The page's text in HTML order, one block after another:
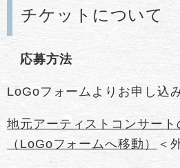
チケットについて
応募方法
LoGoフォームよりお申し込
地元アーティストコンサー
（LoGoフォームへ移動）
＜